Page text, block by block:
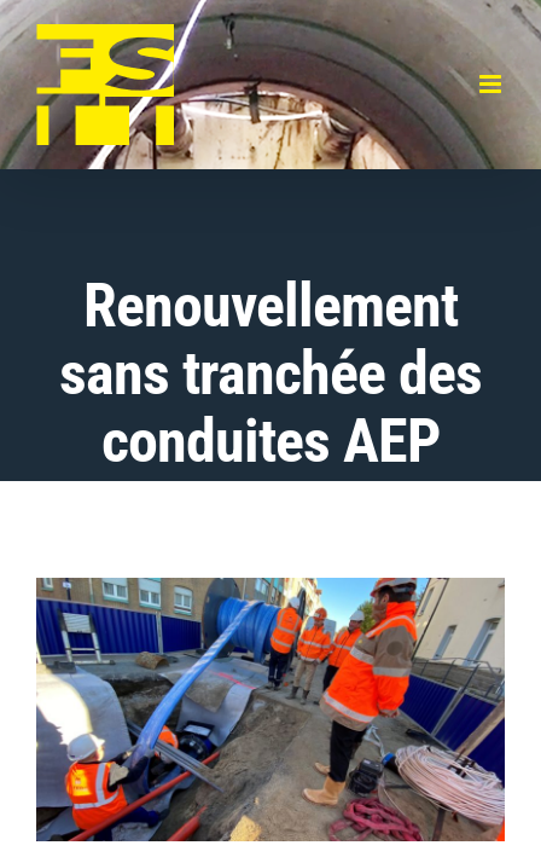
Skip
to
content
Renouvellement
sans tranchée des
conduites AEP
Voir
l'image
agrandie